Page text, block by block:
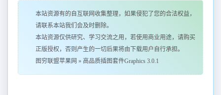
本站资源有的自互联网收集整理，如果侵犯了您的合法权益，
请联系本站我们会及时删除。
本站资源仅供研究、学习交流之用，若使用商业用途，请购买
正版授权，否则产生的一切后果将由下载用户自行承担。
图穷联盟苹果网 » 高品质插图套件Graphics 3.0.1